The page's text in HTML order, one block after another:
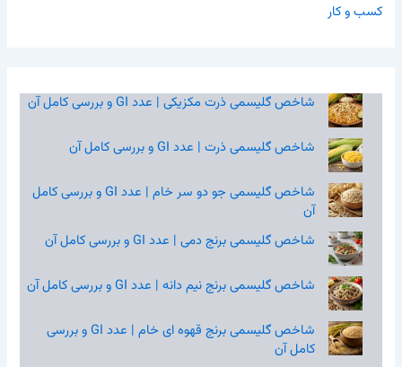
کسب و کار
شاخص گلیسمی ذرت مکزیکی | عدد GI و بررسی کامل آن
شاخص گلیسمی ذرت | عدد GI و بررسی کامل آن
شاخص گلیسمی جو دو سر خام | عدد GI و بررسی کامل
آن
شاخص گلیسمی برنج دمی | عدد GI و بررسی کامل آن
شاخص گلیسمی برنج نیم‌ دانه | عدد GI و بررسی کامل آن
شاخص گلیسمی برنج قهوه‌ ای خام | عدد GI و بررسی
کامل آن